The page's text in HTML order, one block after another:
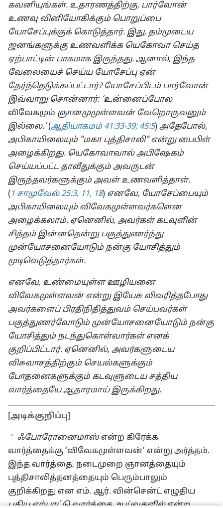
கவனியுங்கள். உதாரணத்திற்கு, பார்வோன்
உணவு வினியோகிக்கும் பொறுப்பை
யோசேப்புக்குக் கொடுத்தார். இது, தம்முடைய
ஜனங்களுக்கு உணவளிக்க யெகோவா செய்த
ஏற்பாட்டின் பாகமாக இருந்தது. ஆனால், இந்த
வேலையைச் செய்ய யோசேப்பு ஏன்
தேர்ந்தெடுக்கப்பட்டார்? யோசேப்பிடம் பார்வோன்
இவ்வாறு சொன்னார்: ‘உன்னைப்போல
விவேகமும் ஞானமுமுள்ளவன் வேறொருவனும்
இல்லை.’(ஆதியாகமம் 41:33-39; 45:5) அதேபோல்,
அபிகாயிலையும் “மகா புத்திசாலி” என்று பைபிள்
அழைக்கிறது. யெகோவாவால் அபிஷேகம்
செய்யப்பட்ட தாவீதுக்கும் அவருடன்
இருந்தவர்களுக்கும் அவள் உணவளித்தாள்.
( 1 சாமுவேல் 25:3, 11, 18) எனவே, யோசேப்பையும்
அபிகாயிலையும் விவேகமுள்ளவர்களென
அழைக்கலாம். ஏனெனில், அவர்கள் கடவுளின்
சித்தம் இன்னதென்று பகுத்துணர்ந்து
முன்யோசனையோடும் நன்கு யோசித்தும்
முடிவெடுத்தார்கள்.
எனவே, உண்மையுள்ள ஊழியனை
விவேகமுள்ளவன் என்று இயேசு விவரித்தபோது
அவர்களைப் பிரதிநிதித்துவம் செய்பவர்கள்
பகுத்துணர்வோடும் முன்யோசனையோடும் நன்கு
யோசித்தும் நடந்துகொள்வார்கள் எனக்
குறிப்பிட்டார். ஏனெனில், அவர்களுடைய
விசுவாசத்திற்கும் செயல்களுக்கும்
போதனைகளுக்கும் கடவுளுடைய சத்திய
வார்த்தையே ஆதாரமாய் இருக்கிறது.
[அடிக்குறிப்பு]
a ஃபோரோனைமாஸ் என்ற கிரேக்க
வார்த்தைக்கு ‘விவேகமுள்ளவன்’ என்று அர்த்தம்.
இந்த வார்த்தை, நடைமுறை ஞானத்தையும்
புத்திசாலித்தனத்தையும் பெரும்பாலும்
குறிக்கிறது என எம். ஆர். வின்சென்ட் எழுதிய
புதிய ஏற்பாட்டு வார்த்தை ஆய்வுகளில்என்ற